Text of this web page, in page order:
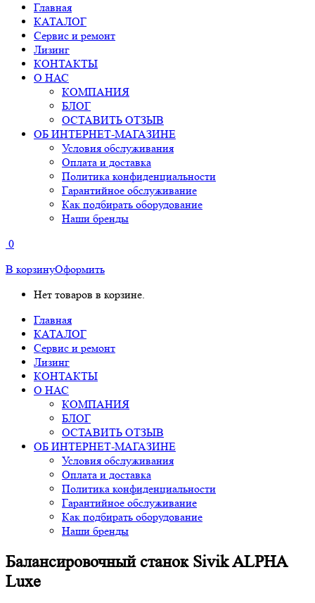
Главная
КАТАЛОГ
Сервис и ремонт
Лизинг
КОНТАКТЫ
О НАС
КОМПАНИЯ
БЛОГ
ОСТАВИТЬ ОТЗЫВ
ОБ ИНТЕРНЕТ-МАГАЗИНЕ
Условия обслуживания
Оплата и доставка
Политика конфиденциальности
Гарантийное обслуживание
Как подбирать оборудование
Наши бренды
0
В корзинуОформить
Нет товаров в корзине.
Главная
КАТАЛОГ
Сервис и ремонт
Лизинг
КОНТАКТЫ
О НАС
КОМПАНИЯ
БЛОГ
ОСТАВИТЬ ОТЗЫВ
ОБ ИНТЕРНЕТ-МАГАЗИНЕ
Условия обслуживания
Оплата и доставка
Политика конфиденциальности
Гарантийное обслуживание
Как подбирать оборудование
Наши бренды
Балансировочный станок Sivik ALPHA
Luxe